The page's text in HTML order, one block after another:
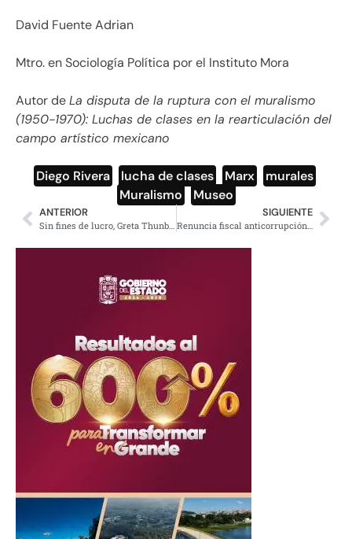
David Fuente Adrian
Mtro. en Sociología Política por el Instituto Mora
Autor deLa disputa de la ruptura con el muralismo
(1950-1970): Luchas de clases en la rearticulación del
campo artístico mexicano
Diego Rivera lucha de clases Marx murales
Muralismo
Museo
ANTERIOR
Sin fines de lucro, Greta Thunberg registra su nombre y su movimiento
SIGUIENTE
Renuncia fiscal anticorrupción de BC, acusa falta de recursos